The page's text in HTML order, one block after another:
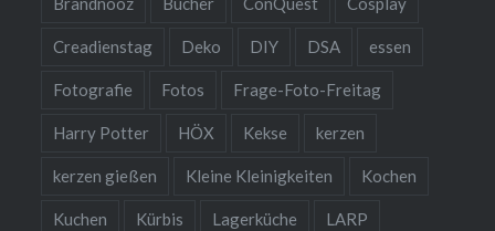
Creadienstag Deko DIY DSA essen
Fotografie Fotos Frage-Foto-Freitag
Harry Potter HÖX Kekse kerzen
kerzen gießen Kleine Kleinigkeiten Kochen
Kuchen Kürbis Lagerküche LARP